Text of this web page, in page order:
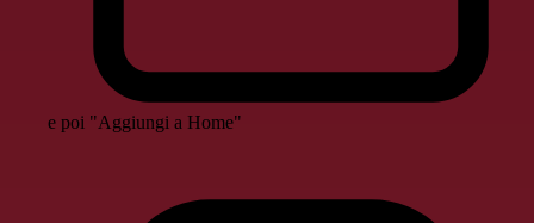
e poi "Aggiungi a Home"